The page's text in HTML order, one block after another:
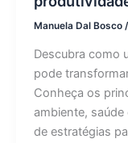
Manuela Dal Bosco /
Descubra como
pode
Conheça os
ambiente,
de estratégias